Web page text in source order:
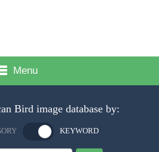
Menu
Bird image database by:
KEYWORD